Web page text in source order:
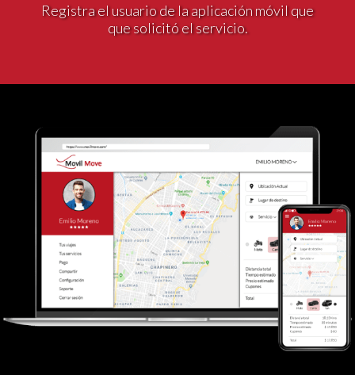
Registra el usuario de la aplicación móvil que
que solicitó el servicio.